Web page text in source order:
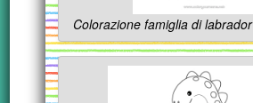
Colorazione famiglia di